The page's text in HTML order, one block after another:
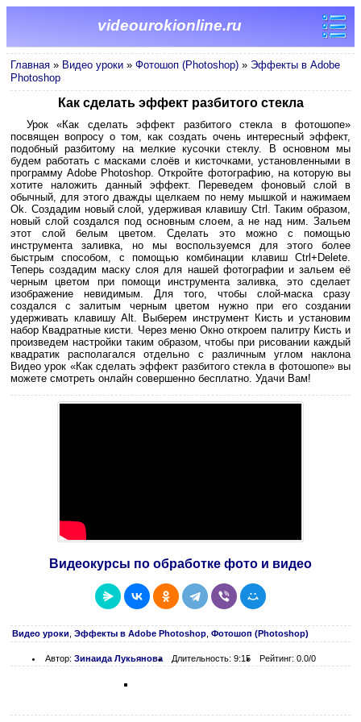
videourokionline.ru
Главная » Видео уроки » Фотошоп (Photoshop) » Эффекты в Adobe
Photoshop
Как сделать эффект разбитого стекла
Урок «Как сделать эффект разбитого стекла в фотошопе»
посвящен вопросу о том, как создать очень интересный эффект,
подобный разбитому на мелкие кусочки стеклу. В основном мы
будем работать с масками слоёв и кисточками, установленными в
программу Adobe Photoshop. Откройте фотографию, на которую вы
хотите наложить данный эффект. Переведем фоновый слой в
обычный, для этого дважды щелкаем по нему мышкой и нажимаем
Ok. Создадим новый слой, удерживая клавишу Ctrl. Таким образом,
новый слой создался под основным слоем, а не над ним. Зальем
этот слой белым цветом. Сделать это можно с помощью
инструмента заливка, но мы воспользуемся для этого более
быстрым способом, с помощью комбинации клавиш Ctrl+Delete.
Теперь создадим маску слоя для нашей фотографии и зальем её
черным цветом при помощи инструмента заливка, это сделает
изображение невидимым. Для того, чтобы слой-маска сразу
создался с залитым черным цветом нужно при его создании
удерживать клавишу Alt. Выберем инструмент Кисть и установим
набор Квадратные кисти. Через меню Окно откроем палитру Кисть и
произведем настройки таким образом, чтобы при рисовании каждый
квадратик располагался отдельно с различным углом наклона
Видео урок «Как сделать эффект разбитого стекла в фотошопе» вы
можете смотреть онлайн совершенно бесплатно. Удачи Вам!
Видеокурсы по обработке фото и видео
Видео уроки Эффекты в Adobe Photoshop Фотошоп (Photoshop)
Автор: Зинаидa Лукьяновa Длительность: 9:15 Рейтинг: 0.0/0